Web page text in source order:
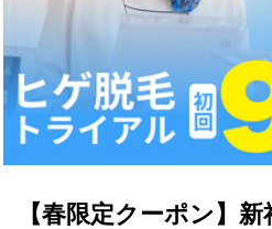
【春限定クーポン】